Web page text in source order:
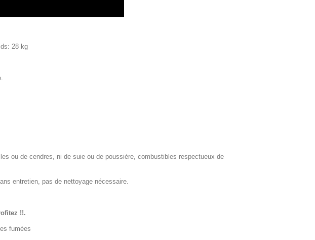
28 kg
ou de cendres, ni de suie ou de poussière, combustibles respectueux de
entretien, pas de nettoyage nécessaire.
!!.
fumées